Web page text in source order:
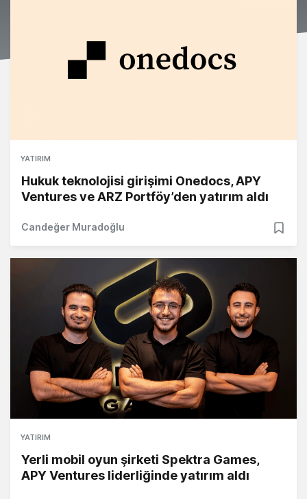
YATIRIM
Hukuk teknolojisi girişimi Onedocs, APY
Ventures ve ARZ Portföy’den yatırım aldı
Candeğer Muradoğlu
YATIRIM
Yerli mobil oyun şirketi Spektra Games,
APY Ventures liderliğinde yatırım aldı